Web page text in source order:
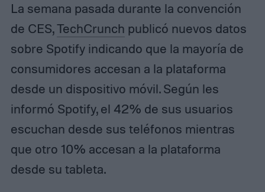
La semana pasada durante la convención
de CES,TechCrunch publicó nuevos datos
sobre Spotify indicando que la mayoría de
consumidores accesan a la plataforma
desde un dispositivo móvil. Según les
informó Spotify, el 42% de sus usuarios
escuchan desde sus teléfonos mientras
que otro 10% accesan a la plataforma
desde su tableta.